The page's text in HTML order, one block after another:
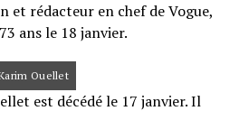
et rédacteur en chef de Vogue,
ans le 18 janvier.
Ouellet
est décédé le 17 janvier. Il